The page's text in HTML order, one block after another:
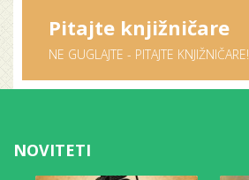
Pitajte knjižničare
NE GUGLAJTE - PITAJTE KNJIŽNIČARE!
NOVITETI